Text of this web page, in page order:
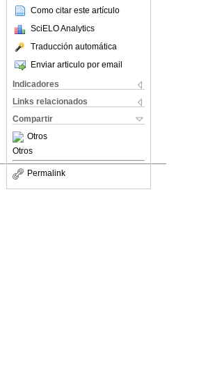
Como citar este artículo
SciELO Analytics
Traducción automática
Enviar articulo por email
Indicadores
Links relacionados
Compartir
Otros
Otros
Permalink